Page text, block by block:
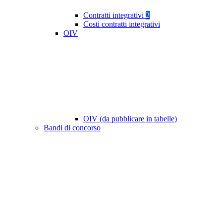
Contratti integrativi 2
Costi contratti integrativi
OIV
OIV (da pubblicare in tabelle)
Bandi di concorso